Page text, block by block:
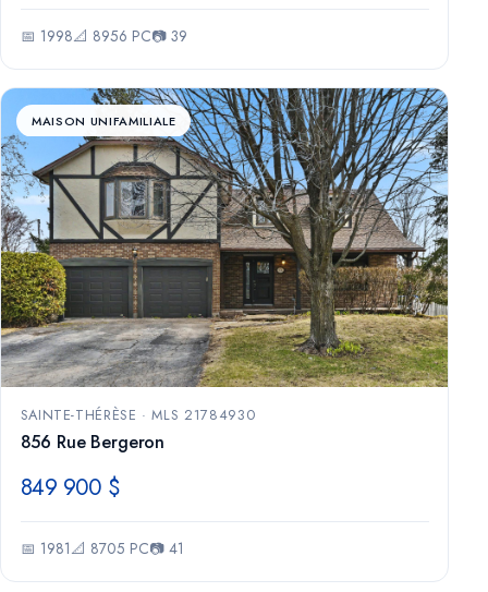
📅 1998📐 8956 PC📷 39
MAISON UNIFAMILIALE
SAINTE-THÉRÈSE · MLS 21784930
856 Rue Bergeron
849 900 $
📅 1981📐 8705 PC📷 41